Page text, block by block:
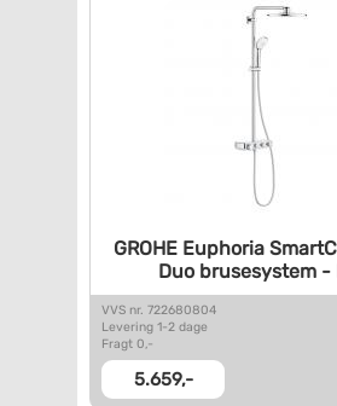
GROHE Euphoria
Duo brusesystem -
VVS nr. 722680804
Levering 1-2 dage
Fragt 0,-
5.659,-